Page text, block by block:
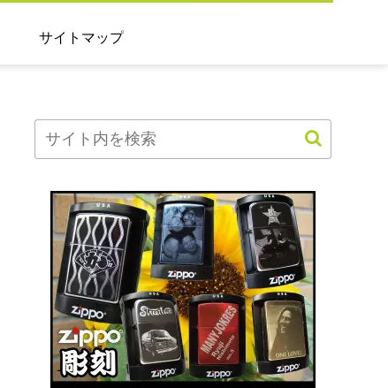
サイトマップ